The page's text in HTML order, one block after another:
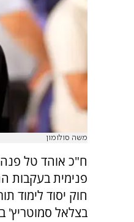
משה סולומון
ח"כ אוהד טל
פנימית בעקבות
חוק יסוד לימוד
בצלאל סמוטריץ'